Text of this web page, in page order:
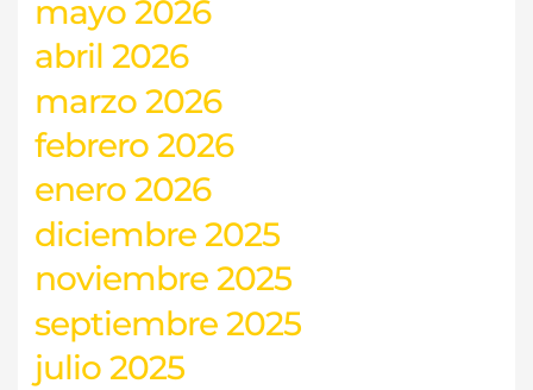
mayo 2026
abril 2026
marzo 2026
febrero 2026
enero 2026
diciembre 2025
noviembre 2025
septiembre 2025
julio 2025